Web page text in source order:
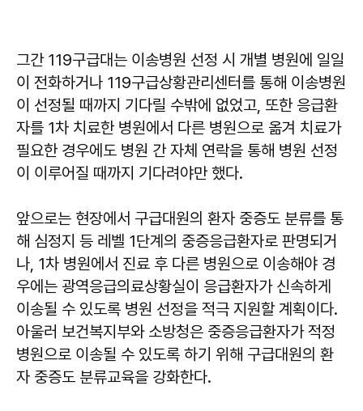
그간 119구급대는 이송병원 선정 시 개별 병원에 일일
이 전화하거나 119구급상황관리센터를 통해 이송병원
이 선정될 때까지 기다릴 수밖에 없었고, 또한 응급환
자를 1차 치료한 병원에서 다른 병원으로 옮겨 치료가
필요한 경우에도 병원 간 자체 연락을 통해 병원 선정
이 이루어질 때까지 기다려야만 했다.
앞으로는 현장에서 구급대원의 환자 중증도 분류를 통
해 심정지 등 레벨 1단계의 중증응급환자로 판명되거
나, 1차 병원에서 진료 후 다른 병원으로 이송해야 경
우에는 광역응급의료상황실이 응급환자가 신속하게
이송될 수 있도록 병원 선정을 적극 지원할 계획이다.
아울러 보건복지부와 소방청은 중증응급환자가 적정
병원으로 이송될 수 있도록 하기 위해 구급대원의 환
자 중증도 분류교육을 강화한다.